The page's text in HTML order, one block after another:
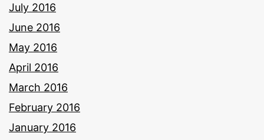
July 2016
June 2016
May 2016
April 2016
March 2016
February 2016
January 2016